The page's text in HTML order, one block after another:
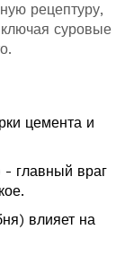
рецептуру,
суровые
цемента и
главный враг
влияет на